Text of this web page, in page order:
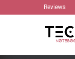
Reviews